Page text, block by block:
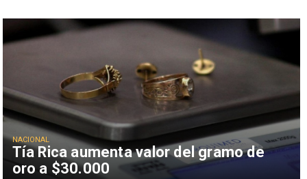
Tía Rica aumenta valor del gramo de
oro a $30.000
NACIONAL